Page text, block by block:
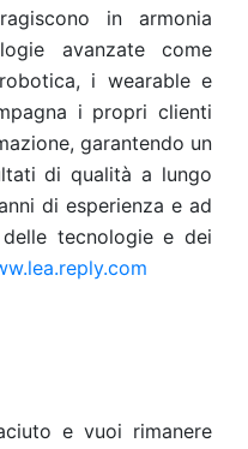
in armonia
avanzate come
i wearable e
i propri clienti
garantendo un
di qualità a lungo
di esperienza e ad
tecnologie e dei
e vuoi rimanere